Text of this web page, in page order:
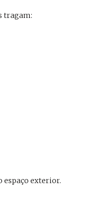
tragam:
espaço exterior.